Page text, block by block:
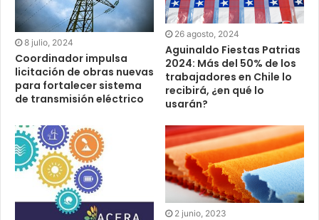
8 julio, 2024
Coordinador impulsa
licitación de obras nuevas
para fortalecer sistema
de transmisión eléctrico
26 agosto, 2024
Aguinaldo Fiestas Patrias
2024: Más del 50% de los
trabajadores en Chile lo
recibirá, ¿en qué lo
usarán?
2 junio, 2023